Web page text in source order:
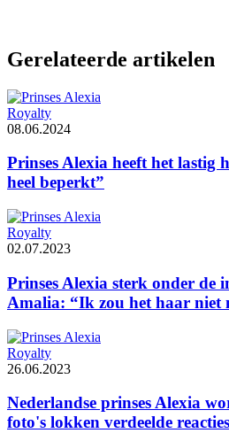
Gerelateerde artikelen
Royalty
08.06.2024
Prinses Alexia heeft het lastig
heel beperkt”
Royalty
02.07.2023
Prinses Alexia sterk onder de
Amalia: “Ik zou het haar niet
Royalty
26.06.2023
Nederlandse prinses Alexia
foto's lokken verdeelde